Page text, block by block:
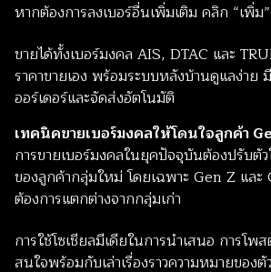
หากต้องการลงเบอร์อื่นเพิ่มเติม คลิก “เพิ่
ขายได้ทั้งเบอร์มงคล AIS, DTAC และ
ราคาขายเอง พร้อมระบบหลังบ้านดูแลง่าย
ออร์เดอร์และจัดส่งอัตโนมัติ
เทคนิคขายเบอร์มงคลให้โดนใจลูกค้า
การขายเบอร์มงคลในยุคปัจจุบันต้องปรับตั
ของลูกค้ากลุ่มใหม่ โดยเฉพาะ Gen Z และ
ต้องการแตกต่างจากกลุ่มเก่า
การใช้โซเชียลมีเดียในการนำเสนอ การโพ
สนใจพร้อมกับเล่าเรื่องราวความหมายของตั